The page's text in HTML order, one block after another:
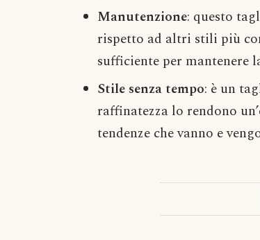
Manutenzione: questo
rispetto ad altri stili più
sufficiente per mantenere
Stile senza tempo: è un
raffinatezza lo rendono
tendenze che vanno e